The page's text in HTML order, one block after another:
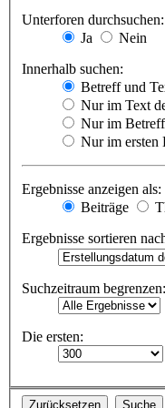
Unterforen durchsuchen:
Ja
Nein
Innerhalb suchen:
Betreff und
Nur im Text
Nur im
Nur im ersten
Ergebnisse anzeigen als:
Beiträge
Ergebnisse sortieren
Suchzeitraum begrenzen:
Die ersten: